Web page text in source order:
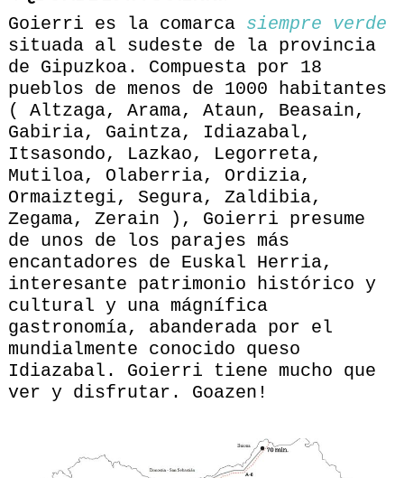
Goierri es la comarca siempre verde
situada al sudeste de la provincia
de Gipuzkoa. Compuesta por 18
pueblos de menos de 1000 habitantes
( Altzaga, Arama, Ataun, Beasain,
Gabiria, Gaintza, Idiazabal,
Itsasondo, Lazkao, Legorreta,
Mutiloa, Olaberria, Ordizia,
Ormaiztegi, Segura, Zaldibia,
Zegama, Zerain ), Goierri presume
de unos de los parajes más
encantadores de Euskal Herria,
interesante patrimonio histórico y
cultural y una mágnífica
gastronomía, abanderada por el
mundialmente conocido queso
Idiazabal. Goierri tiene mucho que
ver y disfrutar. Goazen!